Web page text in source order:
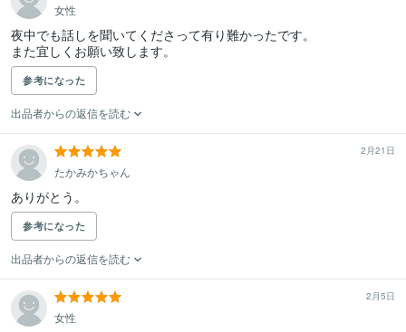
女性
夜中でも話しを聞いてくださって有り難かったです。
また宜しくお願い致します。
参考になった
出品者からの返信を読む
2月21日
たかみかちゃん
ありがとう。
参考になった
出品者からの返信を読む
2月5日
女性